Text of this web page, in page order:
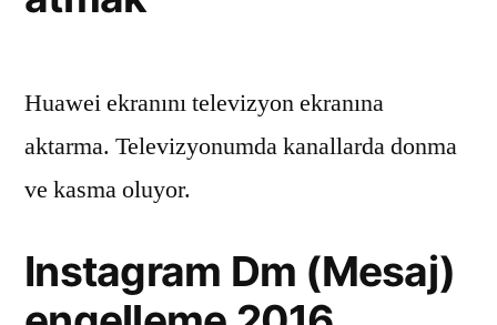
Huawei ekranını televizyon ekranına
aktarma. Televizyonumda kanallarda donma
ve kasma oluyor.
Instagram Dm (Mesaj)